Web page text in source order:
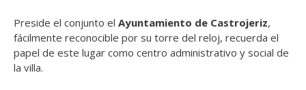
Preside el conjunto el Ayuntamiento de Castrojeriz,
fácilmente reconocible por su torre del reloj, recuerda el
papel de este lugar como centro administrativo y social de
la villa.